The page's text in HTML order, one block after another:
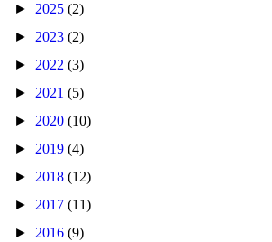
► 2025 (2)
► 2023 (2)
► 2022 (3)
► 2021 (5)
► 2020 (10)
► 2019 (4)
► 2018 (12)
► 2017 (11)
► 2016 (9)